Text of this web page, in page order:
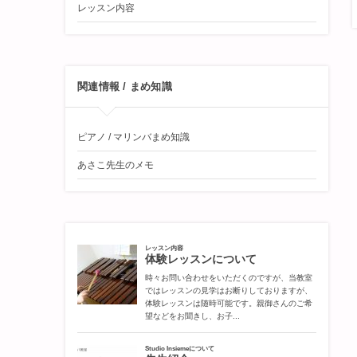
レッスン内容
関連情報 / まめ知識
ピアノ / マリンバまめ知識
あさこ先生のメモ